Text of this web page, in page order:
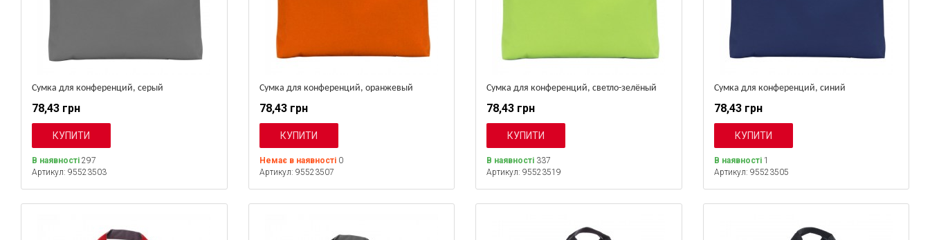
Сумка для конференций, серый
78,43 грн
В наявності 297
Артикул: 95523503
Сумка для конференций, оранжевый
78,43 грн
Немає в наявності 0
Артикул: 95523507
Сумка для конференций, светло-зелёный
78,43 грн
В наявності 337
Артикул: 95523519
Сумка для конференций, синий
78,43 грн
В наявності1
Артикул: 95523505